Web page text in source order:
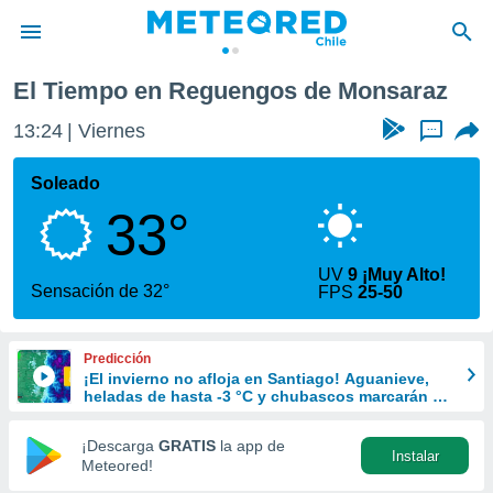
de
por
que se
calidad.
a este
las
y
forma
digital
basada
El Tiempo en Reguengos de Monsaraz
13:24 Viernes ...
Soleado
33°
Sensación de 32°
UV9 ¡Muy Alto!
FPS25-50
Predicción
¡El invierno no afloja en Santiago! Aguanieve,
heladas de hasta -3 °C y chubascos marcarán el
¡Descarga GRATIS la app de
Meteored!
Instalar